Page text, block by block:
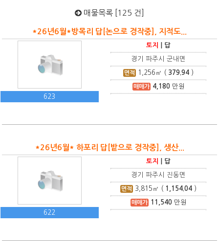
매물목록 [125 건]
*26년6월*방목리 답[논으로 경작중], 지적도...
623
토지 답
경기 파주시 군내면
면적 1,256 ㎡ ( 379.94 )
매매가 4,180만원
*26년6월* 하포리 답[밭으로 경작중], 생산...
622
토지 답
경기 파주시 진동면
면적 3,815 ㎡ ( 1,154.04 )
매매가 11,540만원